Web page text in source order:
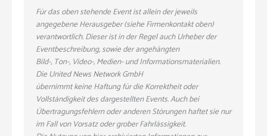
Für das oben stehende Event ist allein der jeweils
angegebene Herausgeber (siehe Firmenkontakt oben)
verantwortlich. Dieser ist in der Regel auch Urheber der
Eventbeschreibung, sowie der angehängten
Bild-, Ton-, Video-, Medien- und Informationsmaterialien.
Die United News Network GmbH
übernimmt keine Haftung für die Korrektheit oder
Vollständigkeit des dargestellten Events. Auch bei
Übertragungsfehlern oder anderen Störungen haftet sie nur
im Fall von Vorsatz oder grober Fahrlässigkeit.